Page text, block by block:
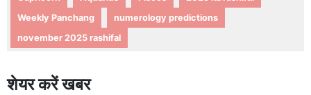
Weekly Panchang
numerology predictions
november 2025 rashifal
शेयर करें खबर